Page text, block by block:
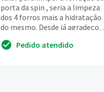
porta da spin , seria a limpeza
dos 4 forros mais a hidratação
do mesmo. Desde já agradeço
Pedido atendido